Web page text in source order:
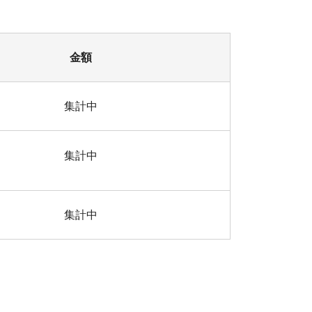
金額
集計中
集計中
集計中